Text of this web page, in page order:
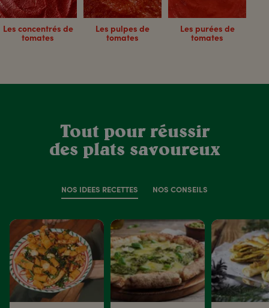
Les concentrés de
tomates
Les pulpes de
tomates
Les purées de
tomates
Tout pour réussir
des plats savoureux
NOS IDÉES RECETTES NOS CONSEILS